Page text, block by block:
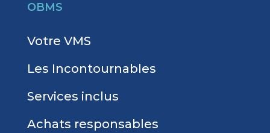
OBMS
Votre VMS
Les Incontournables
Services inclus
Achats responsables